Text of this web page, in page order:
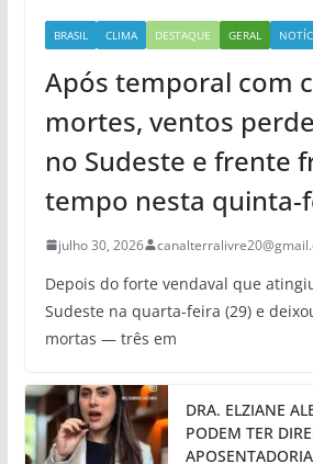
BRASIL CLIMA DESTAQUE GERAL
Após temporal com
mortes, ventos
no Sudeste e frente
tempo nesta quinta-
julho 30, 2026
Depois do forte vendaval que
Sudeste na quarta-feira (29) e
mortas — três em
DRA. ELZIANE
PODEM TER